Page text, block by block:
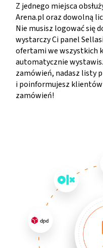
Z jednego miejsca
Arena.pl oraz dowolną
Nie musisz logować się
wystarczy Ci panel
ofertami we wszystkich
automatycznie
zamówień, nadasz listy
i poinformujesz
zamówień!